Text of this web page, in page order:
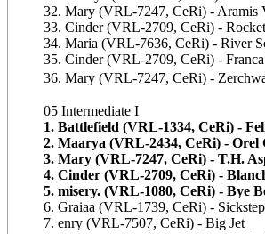
32. Mary (VRL-7247, CeRi) - Aramis
33. Cinder (VRL-2709, CeRi) -
34. Maria (VRL-7636, CeRi) - River
35. Cinder (VRL-2709, CeRi) -
36. Mary (VRL-7247, CeRi) -
05 Intermediate I
1. Battlefield (VRL-1334, CeRi) -
2. Maarya (VRL-2434, CeRi) - Orel
3. Mary (VRL-7247, CeRi) - T.H.
4. Cinder (VRL-2709, CeRi) -
5. misery. (VRL-1080, CeRi) - Bye
6. Graiaa (VRL-1739, CeRi) -
7. enry (VRL-7507, CeRi) - Big Jet